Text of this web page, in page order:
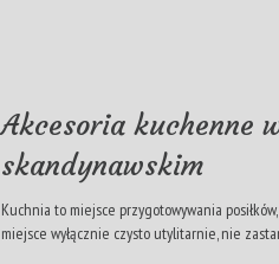
Akcesoria kuchenne
skandynawskim
Kuchnia to miejsce przygotowywania
miejsce wyłącznie czysto utylitarnie, nie